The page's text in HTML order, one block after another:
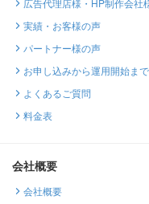
実績・お客様の声
パートナー様の声
お申し込みから運用開始ま
よくあるご質問
料金表
会社概要
会社概要